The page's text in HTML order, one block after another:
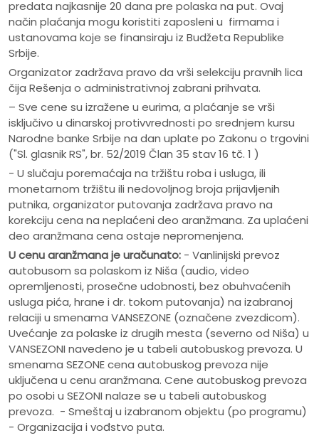
predata najkasnije 20 dana pre polaska na put. Ovaj
način plaćanja mogu koristiti zaposleni u firmama i
ustanovama koje se finansiraju iz Budžeta Republike
Srbije.
Organizator zadržava pravo da vrši selekciju pravnih lica
čija Rešenja o administrativnoj zabrani prihvata.
– Sve cene su izražene u eurima, a plaćanje se vrši
isključivo u dinarskoj protivvrednosti po srednjem kursu
Narodne banke Srbije na dan uplate po Zakonu o trgovini
("Sl. glasnik RS", br. 52/2019 Član 35 stav 16 tč. 1 )
- U slučaju poremaćaja na tržištu roba i usluga, ili
monetarnom tržištu ili nedovoljnog broja prijavljenih
putnika, organizator putovanja zadržava pravo na
korekciju cena na neplaćeni deo aranžmana. Za uplaćeni
deo aranžmana cena ostaje nepromenjena.
U cenu aranžmana je uračunato: - Vanlinijski prevoz
autobusom sa polaskom iz Niša (audio, video
opremljenosti, prosečne udobnosti, bez obuhvaćenih
usluga pića, hrane i dr. tokom putovanja) na izabranoj
relaciji u smenama VANSEZONE (označene zvezdicom).
Uvećanje za polaske iz drugih mesta (severno od Niša) u
VANSEZONI navedeno je u tabeli autobuskog prevoza. U
smenama SEZONE cena autobuskog prevoza nije
uključena u cenu aranžmana. Cene autobuskog prevoza
po osobi u SEZONI nalaze se u tabeli autobuskog
prevoza. - Smeštaj u izabranom objektu (po programu)
- Organizacija i vođstvo puta.